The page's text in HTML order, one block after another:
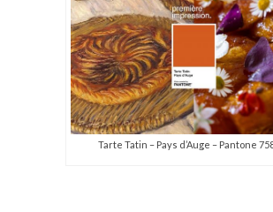
Tarte Tatin – Pays d’Auge – Pantone